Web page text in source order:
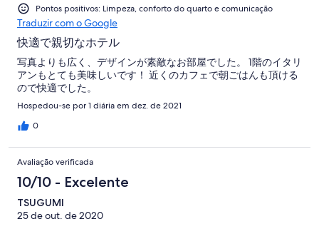
Pontos positivos: Limpeza, conforto do quarto e comunicação
Traduzir com o Google
快適で親切なホテル
写真よりも広く、デザインが素敵なお部屋でした。 1階のイタリ
アンもとても美味しいです！ 近くのカフェで朝ごはんも頂ける
ので快適でした。
Hospedou-se por 1 diária em dez. de 2021
0
Avaliação verificada
10/10 - Excelente
TSUGUMI
25 de out. de 2020